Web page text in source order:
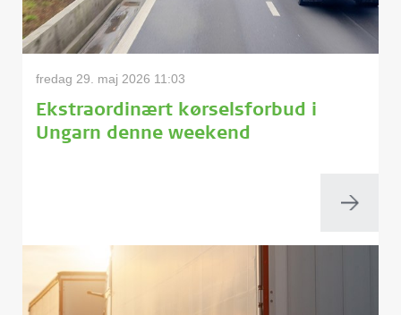
fredag 29. maj 2026 11:03
Ekstraordinært kørselsforbud i
Ungarn denne weekend